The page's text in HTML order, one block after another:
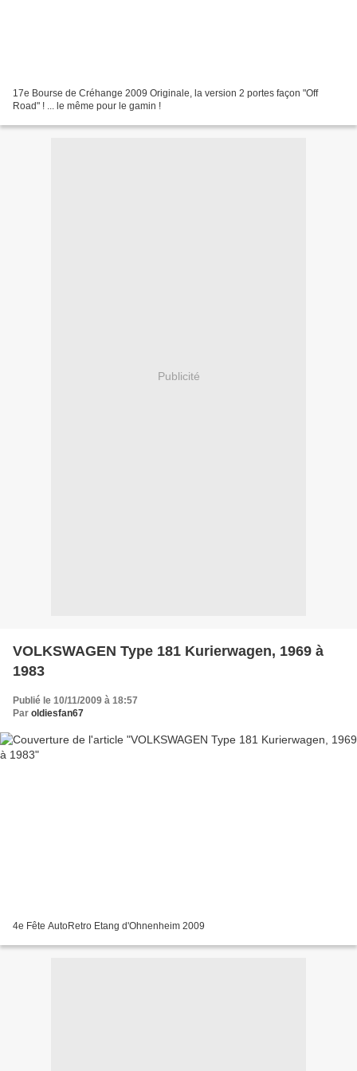
17e Bourse de Créhange 2009 Originale, la version 2 portes façon "Off
Road" ! ... le même pour le gamin !
Publicité
VOLKSWAGEN Type 181 Kurierwagen, 1969 à
1983
Publié le 10/11/2009 à 18:57
Par oldiesfan67
4e Fête AutoRetro Etang d'Ohnenheim 2009